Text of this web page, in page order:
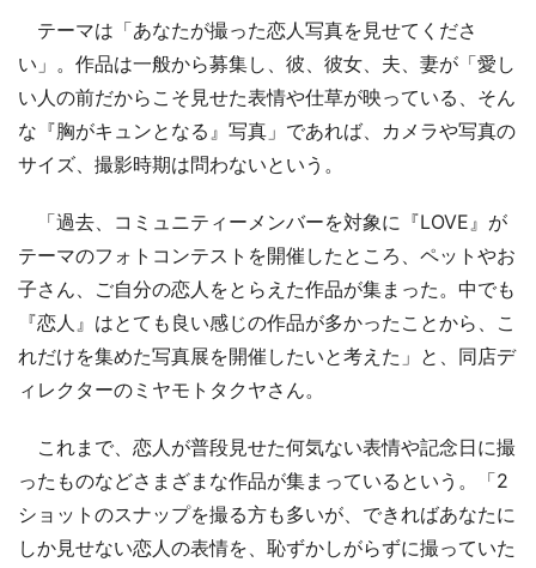
テーマは「あなたが撮った恋人写真を見せてくださ
い」。作品は一般から募集し、彼、彼女、夫、妻が「愛し
い人の前だからこそ見せた表情や仕草が映っている、そん
な『胸がキュンとなる』写真」であれば、カメラや写真の
サイズ、撮影時期は問わないという。
「過去、コミュニティーメンバーを対象に『LOVE』が
テーマのフォトコンテストを開催したところ、ペットやお
子さん、ご自分の恋人をとらえた作品が集まった。中でも
『恋人』はとても良い感じの作品が多かったことから、こ
れだけを集めた写真展を開催したいと考えた」と、同店デ
ィレクターのミヤモトタクヤさん。
これまで、恋人が普段見せた何気ない表情や記念日に撮
ったものなどさまざまな作品が集まっているという。「2
ショットのスナップを撮る方も多いが、できればあなたに
しか見せない恋人の表情を、恥ずかしがらずに撮っていた